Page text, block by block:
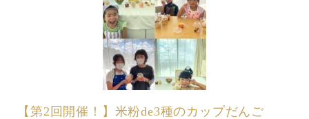
【第2回開催！】米粉de3種のカップだんご